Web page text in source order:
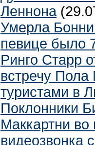
Леннона
Умерла
певице было
Ринго Старр
встречу Пола
туристами в
Поклонники
Маккартни во
видеозвонка